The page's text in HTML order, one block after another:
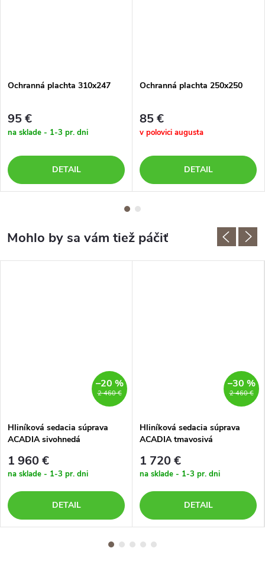
Ochranná plachta 310x247
95 €
na sklade - 1-3 pr. dni
DETAIL
Ochranná plachta 250x250
85 €
v polovici augusta
DETAIL
2 460 €
–20 %
Hliníková sedacia súprava
ACADIA sivohnedá
1 960 €
na sklade - 1-3 pr. dni
DETAIL
2 460 €
–30 %
Hliníková sedacia súprava
ACADIA tmavosivá
1 720 €
na sklade - 1-3 pr. dni
DETAIL